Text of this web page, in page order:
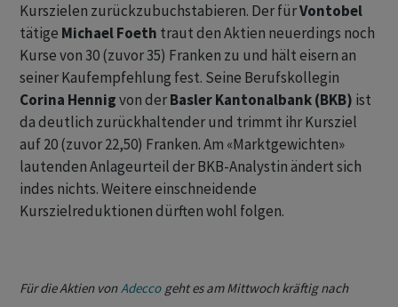
Kurszielen zurückzubuchstabieren. Der fürVontobel
tätige Michael Foeth traut den Aktien neuerdings noch
Kurse von 30 (zuvor 35) Franken zu und hält eisern an
seiner Kaufempfehlung fest. Seine Berufskollegin
Corina Hennigvon derBasler Kantonalbank (BKB) ist
da deutlich zurückhaltender und trimmt ihr Kursziel
auf 20 (zuvor 22,50) Franken. Am «Marktgewichten»
lautenden Anlageurteil der BKB-Analystin ändert sich
indes nichts. Weitere einschneidende
Kurszielreduktionen dürften wohl folgen.
Für die Aktien vonAdecco geht es am Mittwoch kräftig nach